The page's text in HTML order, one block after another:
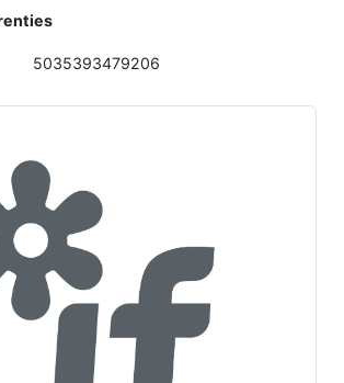
5035393479206